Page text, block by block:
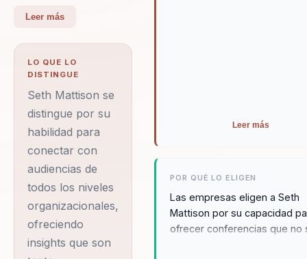
Como fundador y
FutureSight Labs, ha
dedicado su carrera a
estudiar y compartir
estrategias
innovadoras que
preparan a las
organizaciones para
enfrentar los desafíos
del futuro del trabajo.
Con más de una
década de
Leer más
LO QUE LO
DISTINGUE
Seth Mattison se
distingue por su
habilidad para
conectar con
audiencias de
todos los niveles
organizacionales,
ofreciendo
insights que son
Leer más
POR QUÉ LO ELIGEN
Las empresas eligen a Seth
Mattison por su capacidad
ofrecer conferencias que no